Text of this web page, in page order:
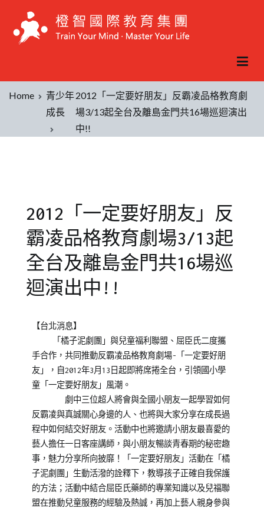
Home
青少年
成長
2012「一定要好朋友」反霸凌品格教育劇
場3/13起全台及離島金門共16場巡迴演出
中!!
2012「一定要好朋友」反
霸凌品格教育劇場3/13起
全台及離島金門共16場巡
迴演出中!!
10-
19
少
年
成
總
部
【台北消息】
「橘子泥劇團」與兒童福利聯盟、屈臣氏二度攜
手合作，共同推動反霸凌品格教育劇場-「一定要好朋
友」，自2012年3月13日起即將席捲全台，引領國小學
童「一定要好朋友」風潮。
劇中三位超人將會與全國小朋友一起學習如何
反霸凌與真誠關心身邊的人、也將與大家分享在成長過
程中如何結交好朋友。活動中也將邀請小朋友最喜愛的
藝人擔任一日客座講師，與小朋友暢談青春期的秘密趣
事，魅力分享所向披靡！「一定要好朋友」活動在「橘
子泥劇團」生動活潑的詮釋下，教導孩子正確自我保護
的方法；活動中結合屈臣氏藥師的專業知識以及兒福聯
盟在推動兒童服務的經驗及熱誠，再加上藝人親身參與